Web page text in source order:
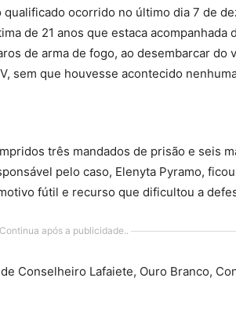
ocorrido no último dia 7 de
de 21 anos que estaca acompanhada
de arma de fogo, ao desembarcar do
sem que houvesse acontecido
três mandados de prisão e seis
pelo caso, Elenyta Pyramo,
fútil e recurso que dificultou a
Continua após a publicidade..
Conselheiro Lafaiete, Ouro Branco,